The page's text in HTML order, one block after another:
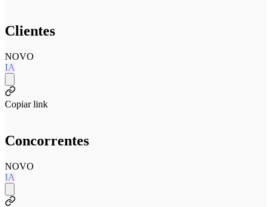
Clientes
NOVO
IA
Copiar link
Concorrentes
NOVO
IA